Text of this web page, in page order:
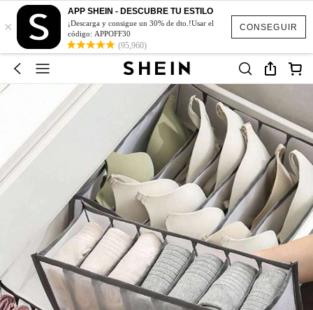
CONSEGUIR
×
APP SHEIN - DESCUBRE TU ESTILO
¡Descarga y consigue un 30% de dto.!Usar el
código: APPOFF30
(95,960)